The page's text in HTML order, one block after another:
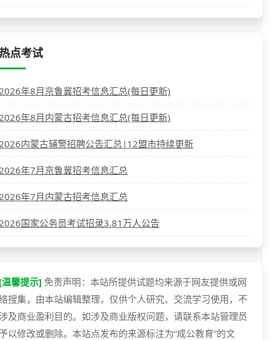
点考试
年8月京鲁冀招考信息汇总(每日更新)
年8月内蒙古招考信息汇总(每日更新)
内蒙古辅警招聘公告汇总|12盟市持续更新
年7月京鲁冀招考信息汇总
年7月内蒙古招考信息汇总
国家公务员考试招录3.81万人公告
馨提示] 免责声明：本站所提供试题均来源于网友提供或网
搜集，由本站编辑整理，仅供个人研究、交流学习使用，不
及商业盈利目的。如涉及商业版权问题，请联系本站管理员
以修改或删除。本站点发布的来源标注为“成公教育”的文